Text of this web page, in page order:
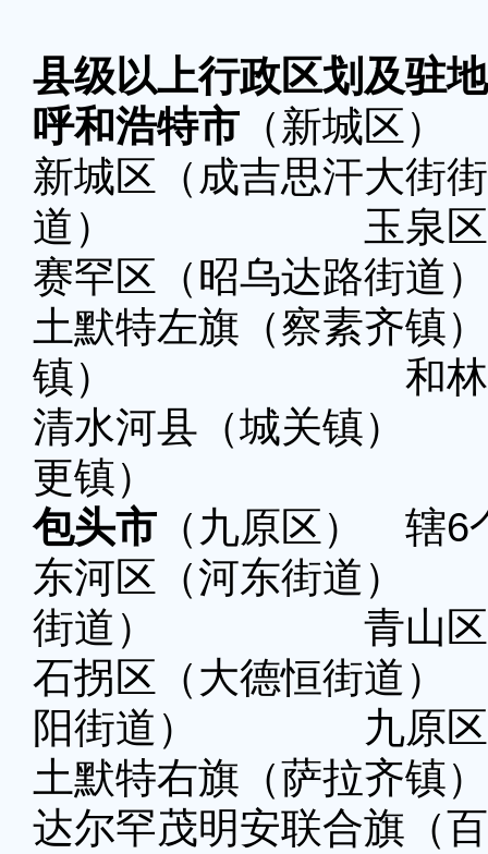
县级以上行政区划及驻
呼和浩特市 （新城区）
新城区（成吉思汗大
道） 玉泉区（
赛罕区（昭乌达路街道）
土默特左旗（察素
镇） 和林格尔
清水河县（城关
更镇）
包头市 （九原区） 辖6
东河区（河东街
街道） 青山区（
石拐区（大德恒街
阳街道） 九原区
土默特右旗（萨拉
达尔罕茂明安联合旗（